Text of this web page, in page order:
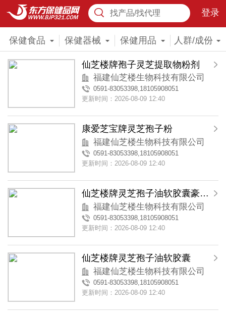
找产品/找代理 登录
保健食品 保健器械 保健用品 人群/成份
仙芝楼牌孢子灵芝提取物粉剂
福建仙芝楼生物科技有限公司
0591-83053398,18105908051
更新时间：2026-08-09 12:40
康爱芝宝牌灵芝孢子粉
福建仙芝楼生物科技有限公司
0591-83053398,18105908051
更新时间：2026-08-09 12:40
仙芝楼牌灵芝孢子油软胶囊豪华木盒装
福建仙芝楼生物科技有限公司
0591-83053398,18105908051
更新时间：2026-08-09 12:40
仙芝楼牌灵芝孢子油软胶囊
福建仙芝楼生物科技有限公司
0591-83053398,18105908051
更新时间：2026-08-09 12:40